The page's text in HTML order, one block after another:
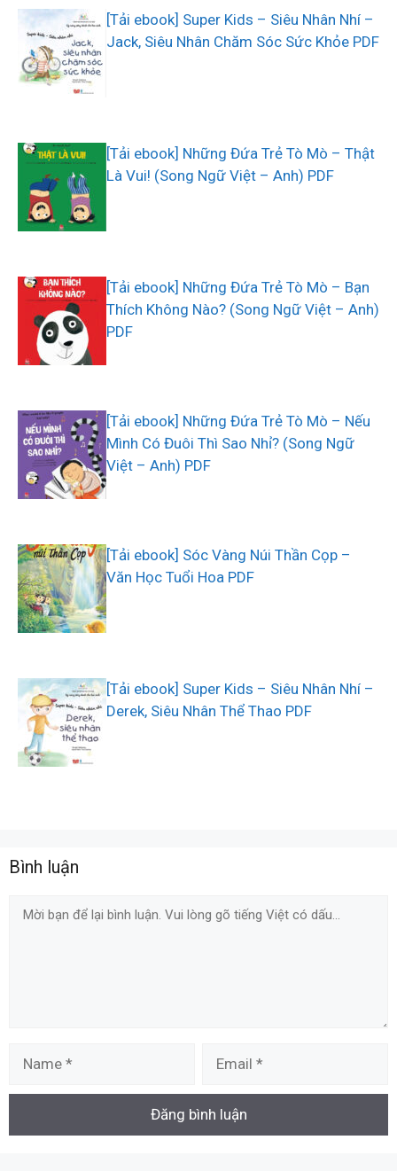
[Tải ebook] Super Kids – Siêu Nhân Nhí –
Jack, Siêu Nhân Chăm Sóc Sức Khỏe PDF
[Tải ebook] Những Đứa Trẻ Tò Mò – Thật
Là Vui! (Song Ngữ Việt – Anh) PDF
[Tải ebook] Những Đứa Trẻ Tò Mò – Bạn
Thích Không Nào? (Song Ngữ Việt – Anh)
PDF
[Tải ebook] Những Đứa Trẻ Tò Mò – Nếu
Mình Có Đuôi Thì Sao Nhỉ? (Song Ngữ
Việt – Anh) PDF
[Tải ebook] Sóc Vàng Núi Thần Cọp –
Văn Học Tuổi Hoa PDF
[Tải ebook] Super Kids – Siêu Nhân Nhí –
Derek, Siêu Nhân Thể Thao PDF
Bình luận
Comment